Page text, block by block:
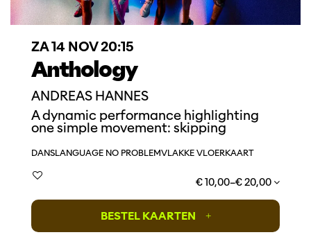
Anthology
ANDREAS HANNES
ZA 14 NOV20:15
A dynamic performance highlighting
one simple movement: skipping
DANSLANGUAGE NO PROBLEMVLAKKE VLOERKAART
€ 10,00–€ 20,00
BESTEL KAARTEN +